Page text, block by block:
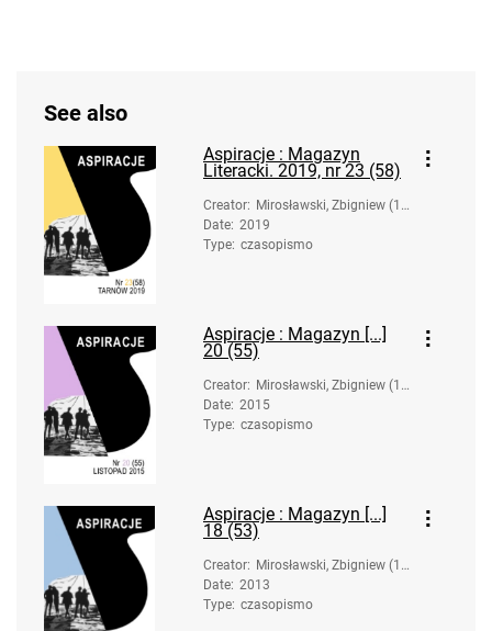
See also
Aspiracje : Magazyn
Literacki. 2019, nr 23 (58)
Creator: Mirosławski, Zbigniew (19
58-). Oprac.
Date: 2019
Type: czasopismo
Aspiracje : Magazyn [...]
20 (55)
Creator: Mirosławski, Zbigniew (19
58-). Oprac.
Date: 2015
Type: czasopismo
Aspiracje : Magazyn [...]
18 (53)
Creator: Mirosławski, Zbigniew (19
58-). Oprac.
Date: 2013
Type: czasopismo